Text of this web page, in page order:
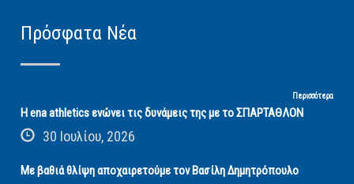
Πρόσφατα Νέα
Περισσότερα
Η ena athletics ενώνει τις δυνάμεις της με το ΣΠΑΡΤΑΘΛΟΝ
30 Ιουλίου, 2026
Με βαθιά θλίψη αποχαιρετούμε τον Βασίλη Δημητρόπουλο